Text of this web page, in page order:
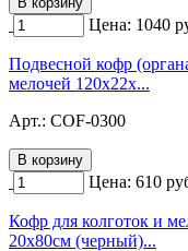
Цена: 1040
Подвесной кофр
мелочей 120х22х...
Арт.: COF-0300
Цена: 610
Кофр для колготок и
20х80см (черный)...